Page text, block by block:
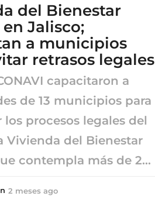
del Bienestar
Jalisco;
a municipios
retrasos legales
capacitaron a
de 13 municipios para
procesos legales del
Vivienda del Bienestar
contempla más de 2...
2 meses ago